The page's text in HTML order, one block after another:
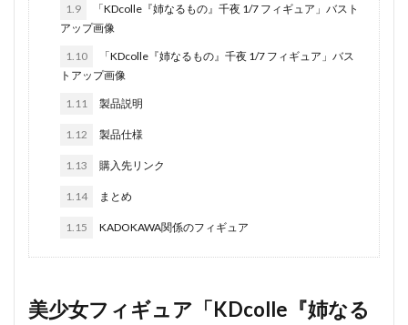
1.9
「KDcolle『姉なるもの』千夜 1/7 フィギュア」バスト
アップ画像
1.10
「KDcolle『姉なるもの』千夜 1/7 フィギュア」バス
トアップ画像
1.11 製品説明
1.12 製品仕様
1.13 購入先リンク
1.14 まとめ
1.15 KADOKAWA関係のフィギュア
美少女フィギュア「KDcolle『姉なる